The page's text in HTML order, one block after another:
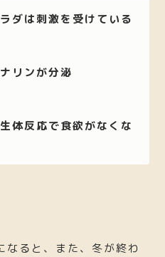
ダは刺激を受けている
リンが分泌
体反応で食欲がなくな
なると、また、冬が終わ